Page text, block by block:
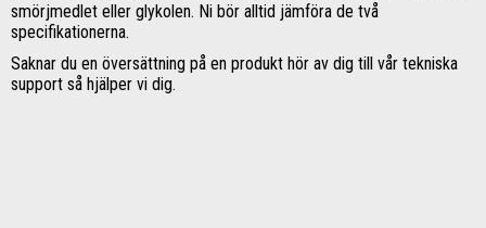
smörjmedlet eller glykolen. Ni bör alltid jämföra de två
specifikationerna.
Saknar du en översättning på en produkt hör av dig till vår tekniska
support så hjälper vi dig.